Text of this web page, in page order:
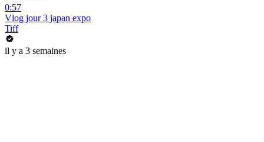
0:57
Vlog jour 3 japan expo
Tiff
il y a 3 semaines